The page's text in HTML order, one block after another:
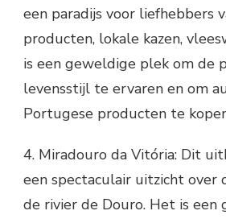
een paradijs voor liefhebbers
producten, lokale kazen,
is een geweldige plek om de
levensstijl te ervaren en om
Portugese producten te
4. Miradouro da Vitória: Dit
een spectaculair uitzicht over
de rivier de Douro. Het is